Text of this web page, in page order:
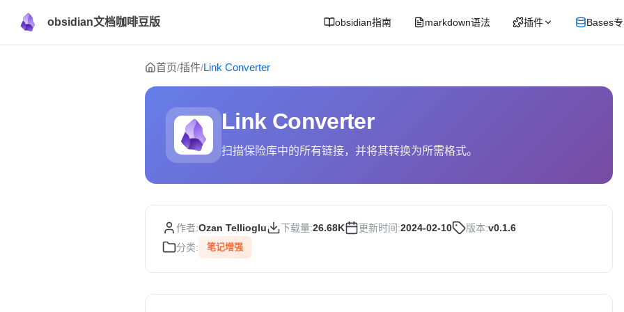
obsidian文档咖啡豆版 obsidian指南 markdown语法 插件 Bases
Skip to content
首页/插件/Link Converter
Link Converter
扫描保险库中的所有链接，并将其转换为所需格式。
作者:Ozan Tellioglu 下载量:26.68K 更新时间:2024-02-10 版本:v0.1.6
分类:
笔记增强